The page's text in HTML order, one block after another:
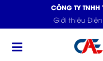
CÔNG TY
Giới thiệu